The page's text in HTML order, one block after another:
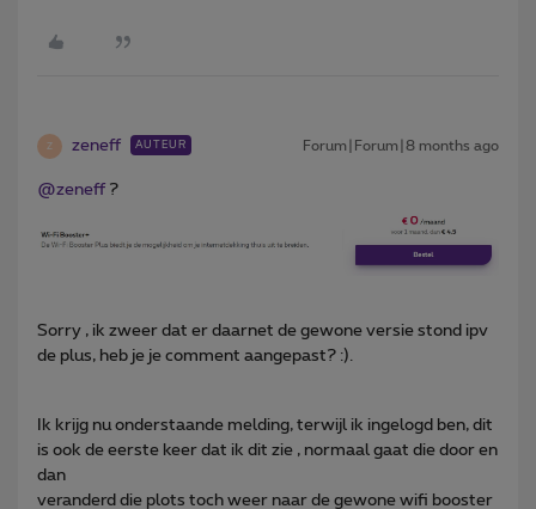
Z zeneff AUTEUR Forum|Forum|8 months ago
@zeneff ?
Sorry , ik zweer dat er daarnet de gewone versie stond ipv
de plus, heb je je comment aangepast? :).
Ik krijg nu onderstaande melding, terwijl ik ingelogd ben, dit
is ook de eerste keer dat ik dit zie , normaal gaat die door en
dan
veranderd die plots toch weer naar de gewone wifi booster